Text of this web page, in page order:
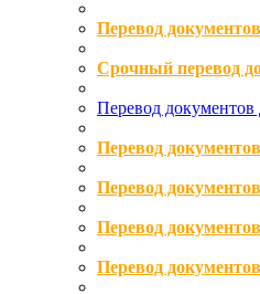
Перевод
Срочный перевод
Перевод документов
Перевод
Перевод
Перевод
Перевод